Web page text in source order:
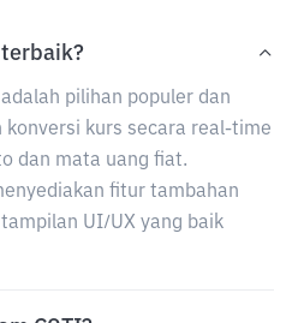
pilihan populer dan
kurs secara real-time
dan mata uang fiat.
fitur tambahan
UI/UX yang baik